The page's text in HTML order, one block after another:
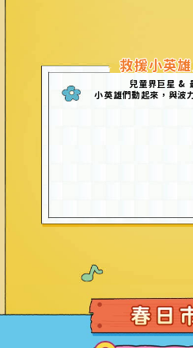
救援小英
兒童界巨星 &
小英雄們動起來，與波